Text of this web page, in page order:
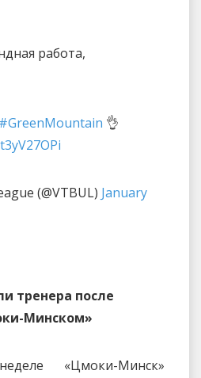
работа,
#GreenMountain 👌
(@VTBUL) January
тренера после
Минском»
«Цмоки-Минск»